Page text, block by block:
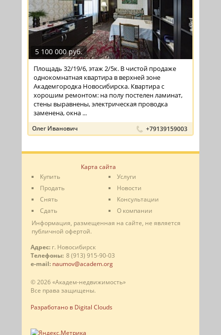
5 100 000 руб.
Площадь 32/19/6, этаж 2/5к. В чистой продаже
однокомнатная квартира в верхней зоне
Академгородка Новосибирска. Квартира с
хорошим ремонтом: на полу постелен ламинат,
стены выравнены, электрическая проводка
заменена, окна ...
Олег Иванович +79139159003
Карта сайта
Купить
Продать
Снять
Сдать
Услуги
Новости
Консультации
О компании
Информация, размещенная на сайте, не является
публичной офертой.
Адрес: г. Новосибирск
Телефоны: 8 (913) 915-90-03
e-mail: naumov@academ.org
© 2026 «Академ-недвижимость»
Все права защищены.
Разработано в Digital Clouds